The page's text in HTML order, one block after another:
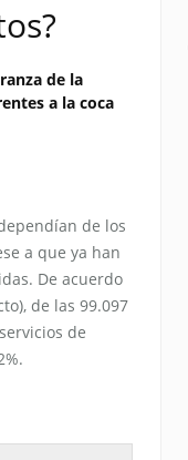
de la
a la coca
de los
a que ya han
De acuerdo
de las 99.097
de